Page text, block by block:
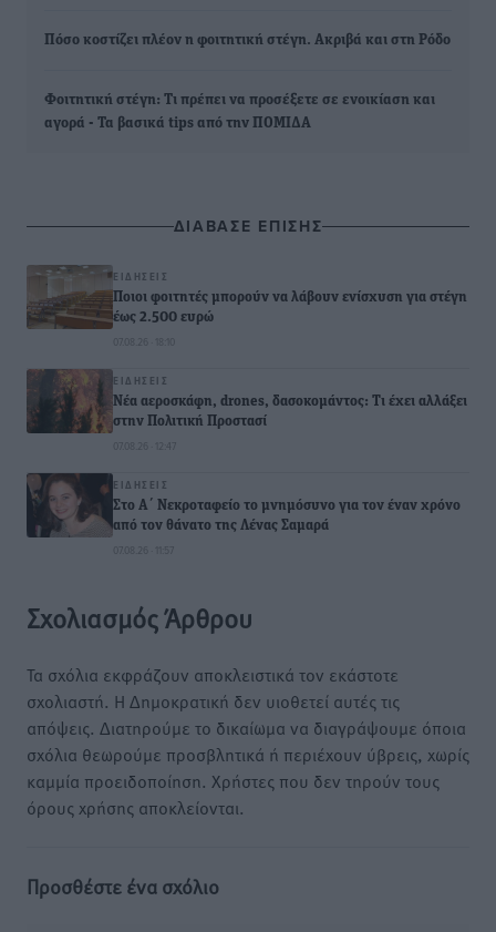
Πόσο κοστίζει πλέον η φοιτητική στέγη. Ακριβά και στη Ρόδο
Φοιτητική στέγη: Τι πρέπει να προσέξετε σε ενοικίαση και
αγορά - Τα βασικά tips από την ΠΟΜΙΔΑ
ΔΙΑΒΑΣΕ ΕΠΙΣΗΣ
ΕΙΔΉΣΕΙΣ
Ποιοι φοιτητές μπορούν να λάβουν ενίσχυση για στέγη
έως 2.500 ευρώ
07.08.26 · 18:10
ΕΙΔΉΣΕΙΣ
Νέα αεροσκάφη, drones, δασοκομάντος: Τι έχει αλλάξει
στην Πολιτική Προστασί
07.08.26 · 12:47
ΕΙΔΉΣΕΙΣ
Στο Α΄ Νεκροταφείο το μνημόσυνο για τον έναν χρόνο
από τον θάνατο της Λένας Σαμαρά
07.08.26 · 11:57
Σχολιασμός Άρθρου
Τα σχόλια εκφράζουν αποκλειστικά τον εκάστοτε
σχολιαστή. Η Δημοκρατική δεν υιοθετεί αυτές τις
απόψεις. Διατηρούμε το δικαίωμα να διαγράψουμε όποια
σχόλια θεωρούμε προσβλητικά ή περιέχουν ύβρεις, χωρίς
καμμία προειδοποίηση. Χρήστες που δεν τηρούν τους
όρους χρήσης αποκλείονται.
Προσθέστε ένα σχόλιο